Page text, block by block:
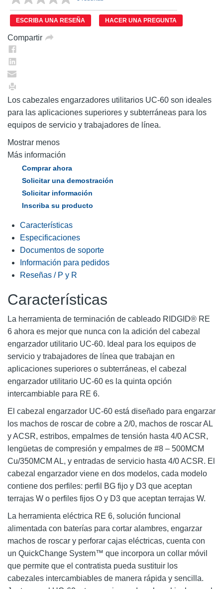
Sin
puntuación.
Enlace
en
ESCRIBA UNA RESEÑA HACER UNA PREGUNTA
Compartir
Los cabezales engarzadores utilitarios UC-60 son ideales
para las aplicaciones superiores y subterráneas para los
equipos de servicio y trabajadores de línea.
Mostrar menos
Más información
Comprar ahora
Solicitar una demostración
Solicitar información
Inscriba su producto
Características
Especificaciones
Documentos de soporte
Información para pedidos
Reseñas / P y R
Características
La herramienta de terminación de cableado RIDGID® RE
6 ahora es mejor que nunca con la adición del cabezal
engarzador utilitario UC-60. Ideal para los equipos de
servicio y trabajadores de línea que trabajan en
aplicaciones superiores o subterráneas, el cabezal
engarzador utilitario UC-60 es la quinta opción
intercambiable para RE 6.
El cabezal engarzador UC-60 está diseñado para engarzar
los machos de roscar de cobre a 2/0, machos de roscar AL
y ACSR, estribos, empalmes de tensión hasta 4/0 ACSR,
lengüetas de compresión y empalmes de #8 – 500MCM
Cu/350MCM AL, y entradas de servicio hasta 4/0 ACSR. El
cabezal engarzador viene en dos modelos, cada modelo
contiene dos perfiles: perfil BG fijo y D3 que aceptan
terrajas W o perfiles fijos O y D3 que aceptan terrajas W.
La herramienta eléctrica RE 6, solución funcional
alimentada con baterías para cortar alambres, engarzar
machos de roscar y perforar cajas eléctricas, cuenta con
un QuickChange System™ que incorpora un collar móvil
que permite que el contratista pueda sustituir los
cabezales intercambiables de manera rápida y sencilla.